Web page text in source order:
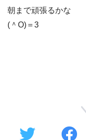
朝まで頑張るかな
(＾O)＝3